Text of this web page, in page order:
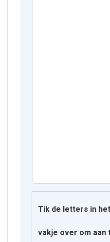
Tik de letters in
vakje over om aan